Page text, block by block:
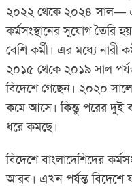
২০২২ থেকে ২০২৪ সাল—
কর্মসংস্থানের সুযোগ তৈরি
বেশি কর্মী। এর মধ্যে
২০১৫ থেকে ২০১৯ সাল
বিদেশে গেছেন। ২০২০
কমে আসে। কিন্তু পরের দুই
ধরে কমছে।
বিদেশে বাংলাদেশিদের
আরব। এখন পর্যন্ত বিদেশে